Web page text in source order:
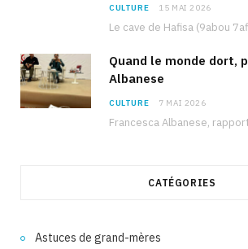
CULTURE 15 MAI 2026
Quand le monde dort,
Albanese
CULTURE 7 MAI 2026
CATÉGORIES
Astuces de grand-mères